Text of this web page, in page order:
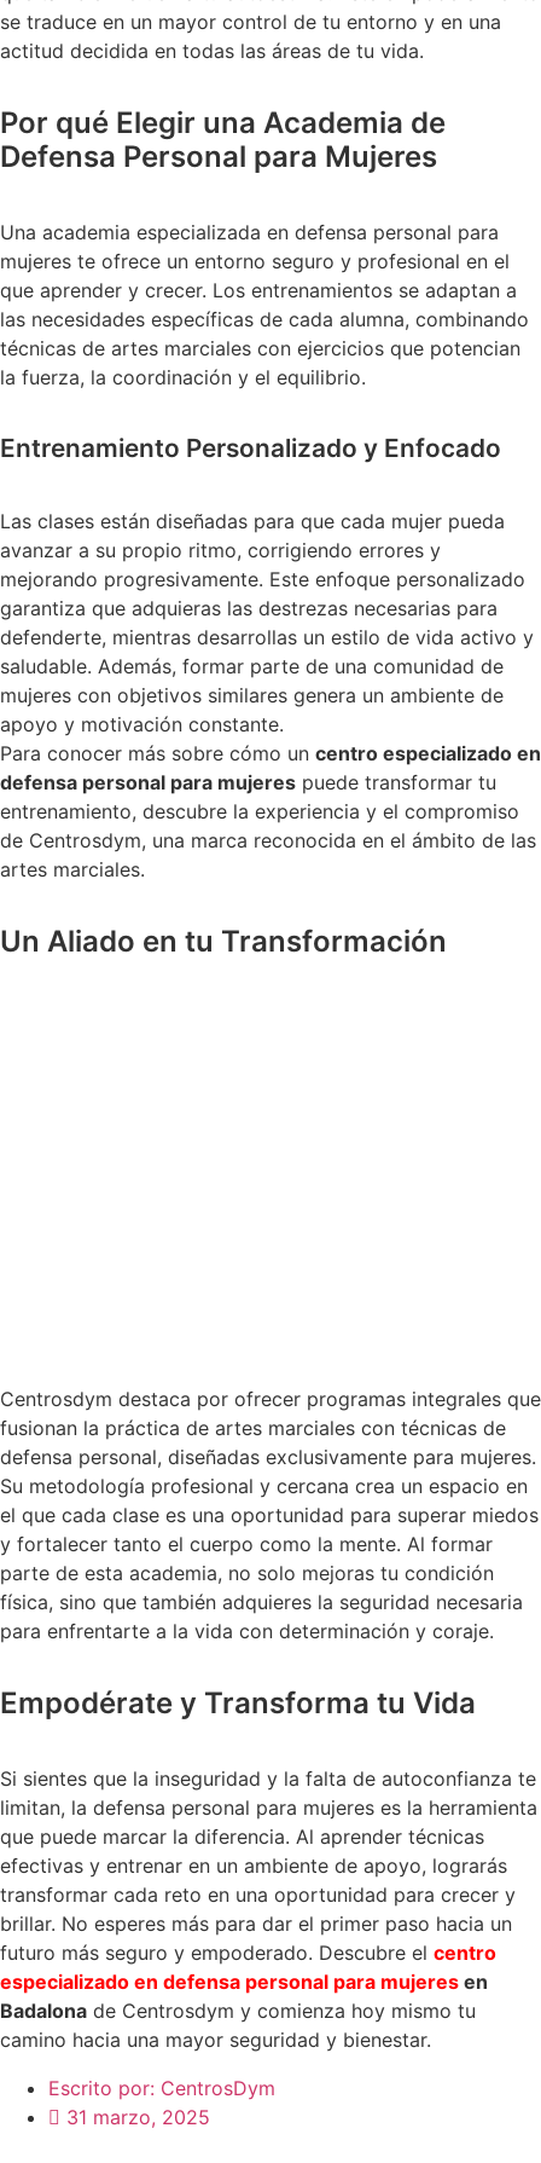
se traduce en un mayor control de tu entorno y en una
actitud decidida en todas las áreas de tu vida.
Por qué Elegir una Academia de
Defensa Personal para Mujeres
Una academia especializada en defensa personal para
mujeres te ofrece un entorno seguro y profesional en el
que aprender y crecer. Los entrenamientos se adaptan a
las necesidades específicas de cada alumna, combinando
técnicas de artes marciales con ejercicios que potencian
la fuerza, la coordinación y el equilibrio.
Entrenamiento Personalizado y Enfocado
Las clases están diseñadas para que cada mujer pueda
avanzar a su propio ritmo, corrigiendo errores y
mejorando progresivamente. Este enfoque personalizado
garantiza que adquieras las destrezas necesarias para
defenderte, mientras desarrollas un estilo de vida activo y
saludable. Además, formar parte de una comunidad de
mujeres con objetivos similares genera un ambiente de
apoyo y motivación constante.
Para conocer más sobre cómo un centro especializado en
defensa personal para mujeres puede transformar tu
entrenamiento, descubre la experiencia y el compromiso
de Centrosdym, una marca reconocida en el ámbito de las
artes marciales.
Un Aliado en tu Transformación
Centrosdym destaca por ofrecer programas integrales que
fusionan la práctica de artes marciales con técnicas de
defensa personal, diseñadas exclusivamente para mujeres.
Su metodología profesional y cercana crea un espacio en
el que cada clase es una oportunidad para superar miedos
y fortalecer tanto el cuerpo como la mente. Al formar
parte de esta academia, no solo mejoras tu condición
física, sino que también adquieres la seguridad necesaria
para enfrentarte a la vida con determinación y coraje.
Empodérate y Transforma tu Vida
Si sientes que la inseguridad y la falta de autoconfianza te
limitan, la defensa personal para mujeres es la herramienta
que puede marcar la diferencia. Al aprender técnicas
efectivas y entrenar en un ambiente de apoyo, lograrás
transformar cada reto en una oportunidad para crecer y
brillar. No esperes más para dar el primer paso hacia un
futuro más seguro y empoderado. Descubre el centro
especializado en defensa personal para mujeres en
Badalona de Centrosdym y comienza hoy mismo tu
camino hacia una mayor seguridad y bienestar.
Escrito por: CentrosDym
31 marzo, 2025